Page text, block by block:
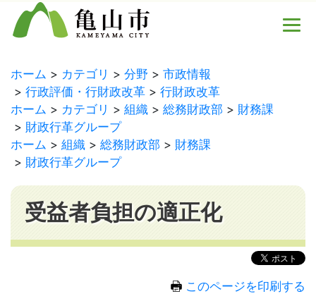
ホーム カテゴリ 分野
市政情報
行政評価・行財政改革
行財政改革
ホーム
カテゴリ 組織 総務財政部
財務課
財政行革グループ
ホーム
組織 総務財政部
財務課
財政行革グループ
受益者負担の適正化
このページを印刷する